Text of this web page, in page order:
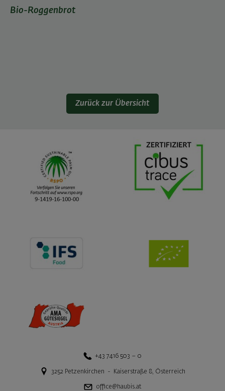
Bio-Roggenbrot
Zurück zur Übersicht
+43 7416 503 – 0
3252 Petzenkirchen - Kaiserstraße 8, Österreich
office@haubis.at